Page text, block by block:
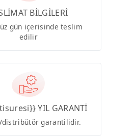
BİLGİLERİ
gün içerisinde teslim
edilir
YIL GARANTİ
garantilidir.